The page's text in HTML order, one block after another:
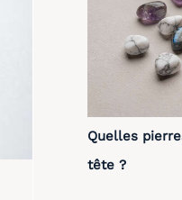
Quelles
tête ?